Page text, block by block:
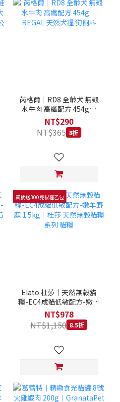
芮格爾｜RD8 全齡犬 無榖
水牛肉 高纖配方 454g｜
REGAL 天然犬糧 狗飼料
NT$290
NT$365 8折
買就送300克貓糧乙包
Elato 杜莎｜天然無榖貓
糧-EC4成貓低敏配方-嫩羊
野鹿 1.5kg｜杜莎 天然無
榖貓糧系列 貓糧
NT$978
NT$1,150 8.5折